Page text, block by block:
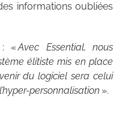
informations oubliées
: «Avec Essential, nous
élitiste mis en place
du logiciel sera celui
personnalisation ».